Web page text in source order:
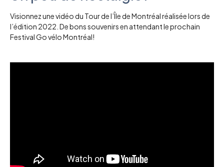
Visionnez une vidéo du Tour de l’Île de Montréal réalisée lors de
l’édition 2022. De bons souvenirs en attendant le prochain
Festival Go vélo Montréal!